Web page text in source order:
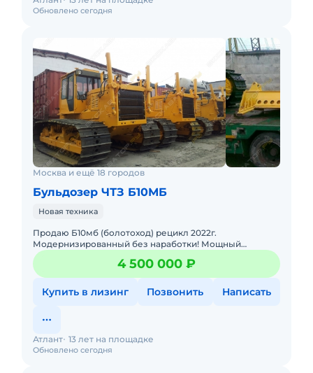
Обновлено сегодня
Москва и ещё 18 городов
Бульдозер ЧТЗ Б10МБ
Новая техника
Продаю Б10мб (болотоход) рецикл 2022г.
Модернизированный без наработки! Мощный
двигатель Д180(180л.с, 7 катков. В наличии. Доставка в
Любой регион РФ. МЕХ КПП,
4 500 000 ₽
Купить в лизинг Позвонить Написать
Обновлено сегодня
Атлант 13 лет на площадке